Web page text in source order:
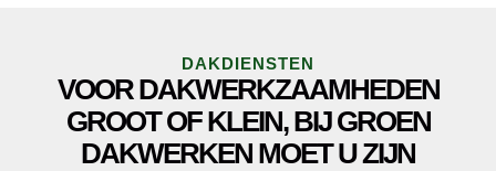
DAKDIENSTEN
VOOR DAKWERKZAAMHEDEN
GROOT OF KLEIN, BIJ GROEN
DAKWERKEN MOET U ZIJN